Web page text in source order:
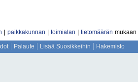
paikkakunnan toimialan tietomäärän mukaan
Palaute Lisää Suosikkeihin Hakemisto